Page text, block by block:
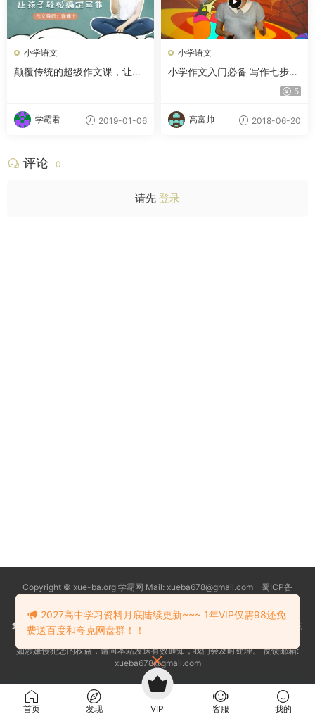
小学语文
颠覆传统的超级作文课，让孩
学霸君 2019-01-06
小学语文
小学作文入门必备 写作七步曲
5
高富帅 2018-06-20
评论 0
请先 登录
Copyright © xue-ba.org 学霸网 Mail: xueba678@gmail.com 蜀ICP备
常见问题
更新日志 忘记密码本站推荐浏览器：Edge浏览器
免责声明：本站资源均搜索自互联网和网友分享,仅供大家学习交流,不对资料的
真实性和安全性负责！
如涉嫌侵犯您的权益，请向本站发送有效通知，我们会及时处理。 反馈邮箱:
xueba678@gmail.com
首页 发现 VIP 客服 我的
2027高中学习资料月底陆续更新~~~ 1年VIP仅需98还免
费送百度和夸克网盘群！！